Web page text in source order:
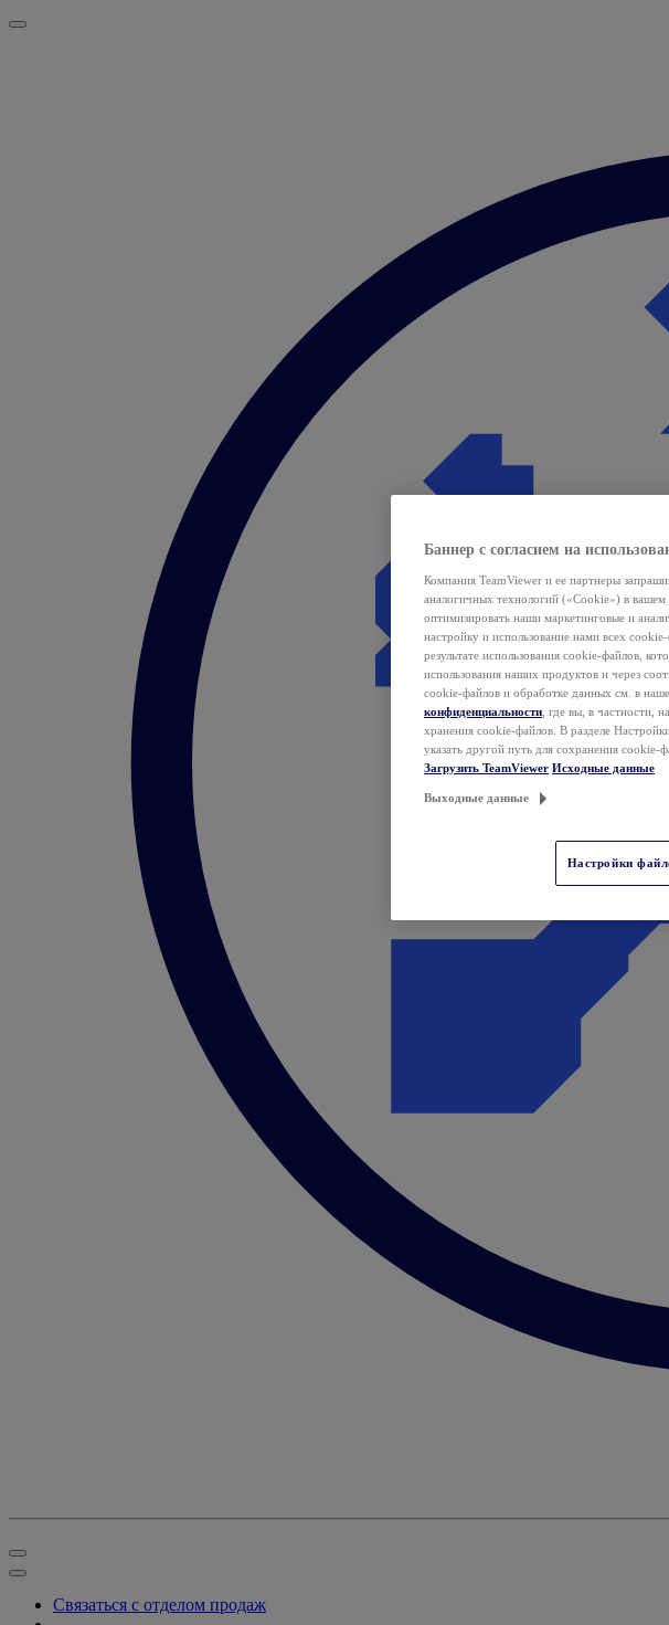
Связаться с отделом продаж
Баннер с согласием на
Компания TeamViewer и ее партнеры
аналогичных технологий («Cookie») в вашем
оптимизировать наши маркетинговые и
настройку и использование нами всех
результате использования cookie-файлов,
использования наших продуктов и через
cookie-файлов и обработке данных см. в
конфиденциальности , где вы, в частности,
хранения cookie-файлов. В разделе
указать другой путь для сохранения cookie-
Загрузить TeamViewer Исходные данные
Выходные данные
Настройки